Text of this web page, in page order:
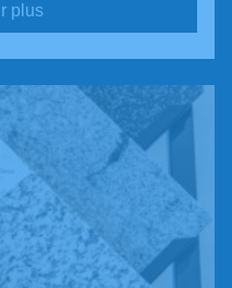
plus